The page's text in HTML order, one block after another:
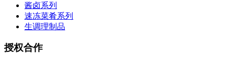
酱卤系列
速冻菜肴系列
生调理制品
授权合作